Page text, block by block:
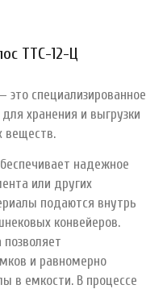
ТТС-12-Ц
это специализированное
хранения и выгрузки
веществ.
надежное
или других
подаются внутрь
конвейеров.
позволяет
и равномерно
в емкости. В процессе